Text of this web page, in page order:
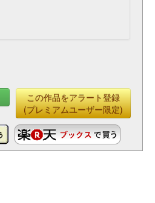
この作品をアラート登録
(プレミアムユーザー限定)